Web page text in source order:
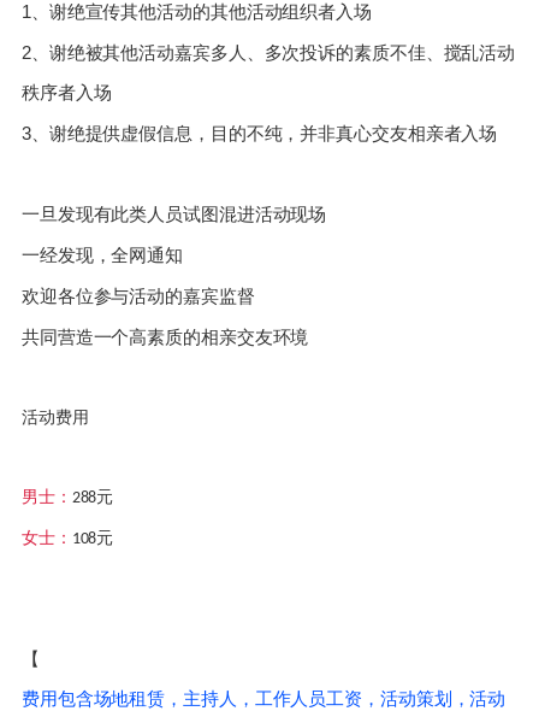
1、谢绝宣传其他活动的其他活动组织者入场
2、谢绝被其他活动嘉宾多人、多次投诉的素质不佳、搅乱活动
秩序者入场
3、谢绝提供虚假信息，目的不纯，并非真心交友相亲者入场
一旦发现有此类人员试图混进活动现场
一经发现，全网通知
欢迎各位参与活动的嘉宾监督
共同营造一个高素质的相亲交友环境
活动费用
男士： 288元
女士： 108元
【
费用包含场地租赁，主持人，工作人员工资，活动策划，活动